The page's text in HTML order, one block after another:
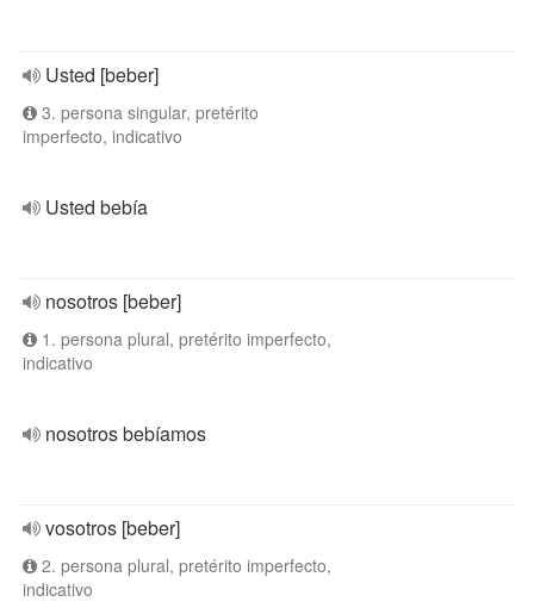
Usted [beber]
3. persona singular, pretérito
imperfecto, indicativo
Usted bebía
nosotros [beber]
1. persona plural, pretérito imperfecto,
indicativo
nosotros bebíamos
vosotros [beber]
2. persona plural, pretérito imperfecto,
indicativo